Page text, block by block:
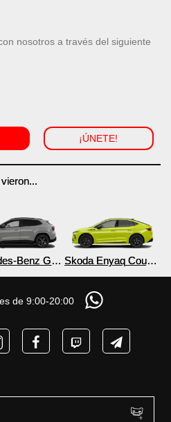
nosotros a través del siguiente
¡ÚNETE!
Benz GLA Skoda Enyaq Coupé
de 9:00-20:00